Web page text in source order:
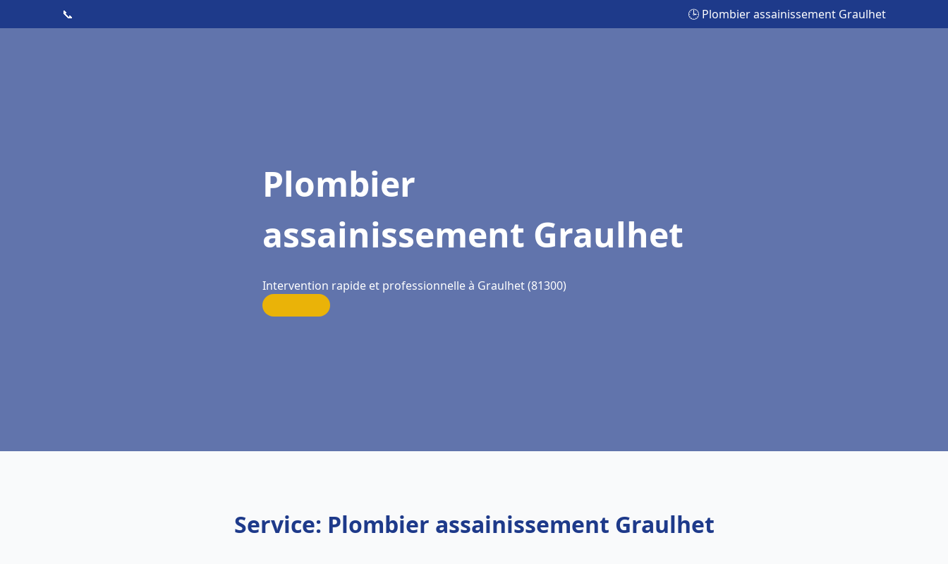
📞 🕒 Plombier assainissement Graulhet
Plombier
assainissement Graulhet
Intervention rapide et professionnelle à Graulhet (81300)
Service: Plombier assainissement Graulhet